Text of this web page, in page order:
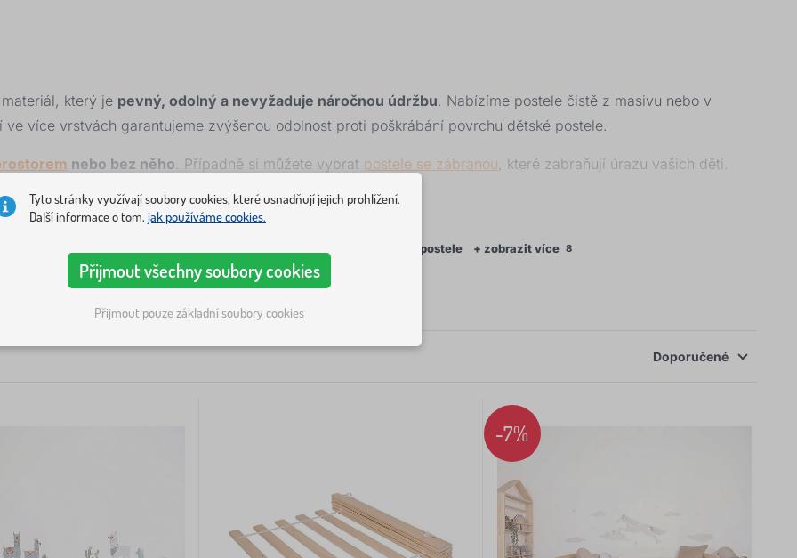
který je pevný, odolný a nevyžaduje náročnou údržbu. Nabízíme postele čistě z masivu nebo v
více vrstvách garantujeme zvýšenou odolnost proti poškrábání povrchu dětské postele.
nebo bez něho. Případně si můžete vybrat postele se zábranou, které zabraňují úrazu vašich děti.
Dekor postele + zobrazit více 8
Doporučené
-7%
Tyto stránky využívají soubory cookies, které usnadňují jejich prohlížení.
Další informace o tom, jak používáme cookies.
Přijmout všechny soubory cookies
Přijmout pouze základní soubory cookies